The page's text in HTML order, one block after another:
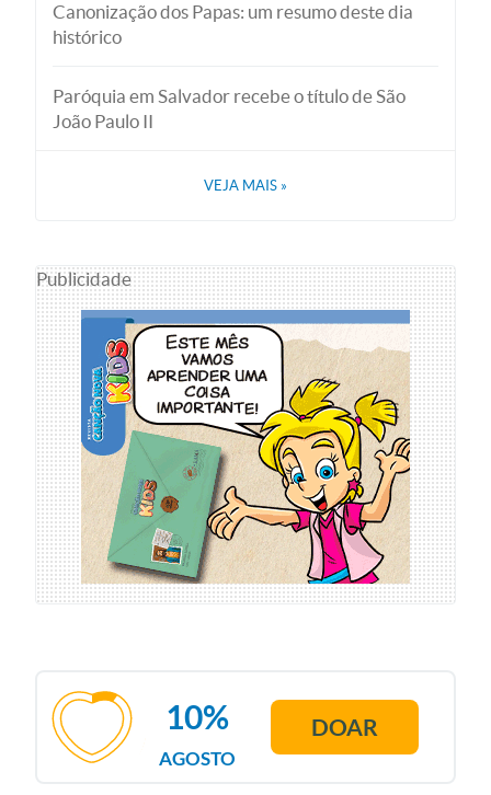
Canonização dos Papas: um resumo deste dia
histórico
Paróquia em Salvador recebe o título de São
João Paulo II
VEJA MAIS »
Publicidade
AGOSTO
10% DOAR